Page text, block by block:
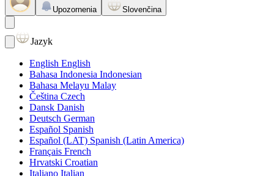
Upozornenia Slovenčina
Jazyk
English English
Bahasa Indonesia Indonesian
Bahasa Melayu Malay
Čeština Czech
Dansk Danish
Deutsch German
Español Spanish
Español (LAT) Spanish (Latin America)
Français French
Hrvatski Croatian
Italiano Italian